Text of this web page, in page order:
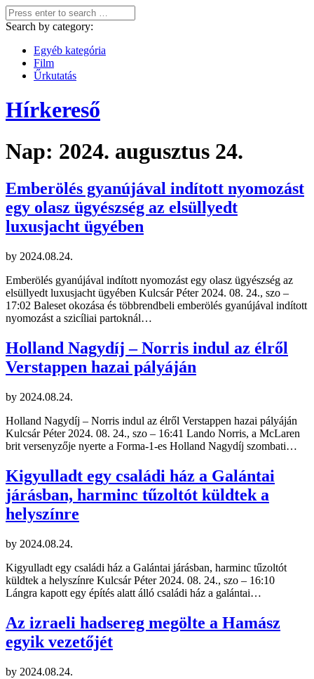
Search by category:
Egyéb kategória
Film
Űrkutatás
Hírkereső
Nap: 2024. augusztus 24.
Emberölés gyanújával indított nyomozást
egy olasz ügyészség az elsüllyedt
luxusjacht ügyében
by 2024.08.24.
Emberölés gyanújával indított nyomozást egy olasz ügyészség az
elsüllyedt luxusjacht ügyében Kulcsár Péter 2024. 08. 24., szo –
17:02 Baleset okozása és többrendbeli emberölés gyanújával indított
nyomozást a szicíliai partoknál…
Holland Nagydíj – Norris indul az élről
Verstappen hazai pályáján
by 2024.08.24.
Holland Nagydíj – Norris indul az élről Verstappen hazai pályáján
Kulcsár Péter 2024. 08. 24., szo – 16:41 Lando Norris, a McLaren
brit versenyzője nyerte a Forma-1-es Holland Nagydíj szombati…
Kigyulladt egy családi ház a Galántai
járásban, harminc tűzoltót küldtek a
helyszínre
by 2024.08.24.
Kigyulladt egy családi ház a Galántai járásban, harminc tűzoltót
küldtek a helyszínre Kulcsár Péter 2024. 08. 24., szo – 16:10
Lángra kapott egy építés alatt álló családi ház a galántai…
Az izraeli hadsereg megölte a Hamász
egyik vezetőjét
by 2024.08.24.